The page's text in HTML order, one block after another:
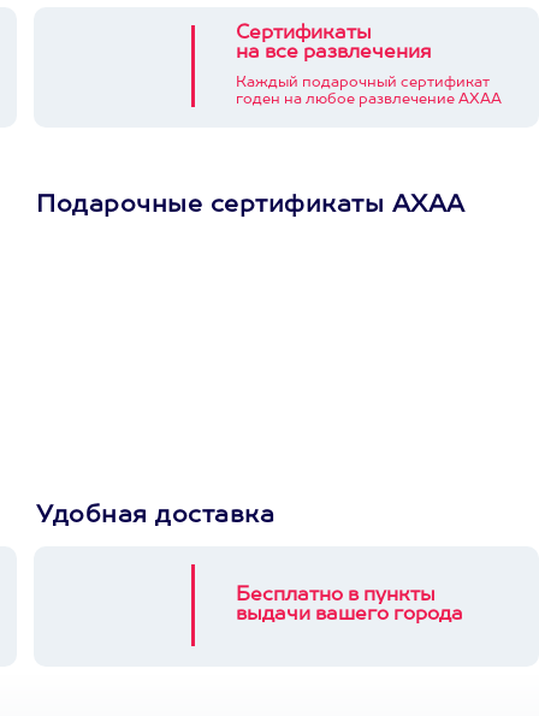
Сертификаты
на все развлечения
Каждый подарочный сертификат
годен на любое развлечение АХАА
Подарочные сертификаты АХАА
Удобная доставка
Бесплатно в пункты
выдачи вашего города